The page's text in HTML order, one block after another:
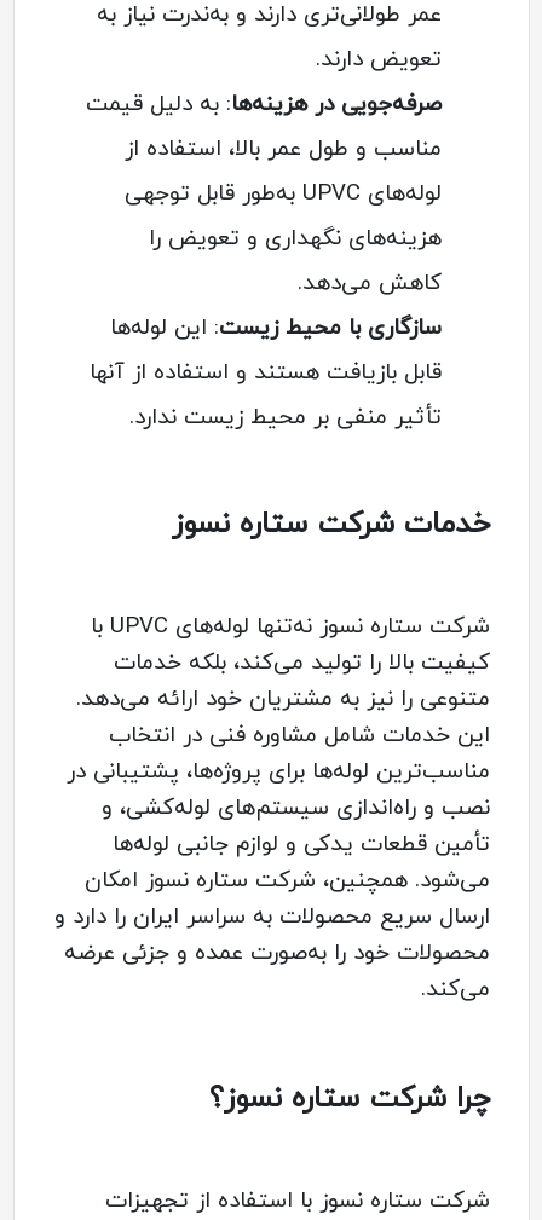
عمر طولانی‌تری دارند و به‌ندرت نیاز به
تعویض دارند.
صرفه‌جویی در هزینه‌ها: به دلیل قیمت
مناسب و طول عمر بالا، استفاده از
لوله‌های UPVC به‌طور قابل توجهی
هزینه‌های نگهداری و تعویض را
کاهش می‌دهد.
سازگاری با محیط زیست: این لوله‌ها
قابل بازیافت هستند و استفاده از آنها
تأثیر منفی بر محیط زیست ندارد.
خدمات شرکت ستاره نسوز
شرکت ستاره نسوز نه‌تنها لوله‌های UPVC با
کیفیت بالا را تولید می‌کند، بلکه خدمات
متنوعی را نیز به مشتریان خود ارائه می‌دهد.
این خدمات شامل مشاوره فنی در انتخاب
مناسب‌ترین لوله‌ها برای پروژه‌ها، پشتیبانی در
نصب و راه‌اندازی سیستم‌های لوله‌کشی، و
تأمین قطعات یدکی و لوازم جانبی لوله‌ها
می‌شود. همچنین، شرکت ستاره نسوز امکان
ارسال سریع محصولات به سراسر ایران را دارد و
محصولات خود را به‌صورت عمده و جزئی عرضه
می‌کند.
چرا شرکت ستاره نسوز؟
شرکت ستاره نسوز با استفاده از تجهیزات